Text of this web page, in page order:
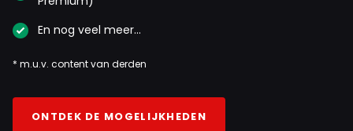
En nog veel meer…
* m.u.v. content van derden
ONTDEK DE MOGELIJKHEDEN